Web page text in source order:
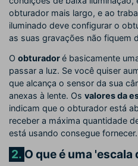
obturador mais largo, e ao
iluminado deve configurar o
as suas gravações não fiquem
O obturadoré basicamente
passar a luz. Se você quiser
que alcança o sensor da sua
anexas à lente. Os valores da
indicam que o obturador está
receber a máxima quantidade
está usando consegue fornecer.
2. O que é uma 'escala